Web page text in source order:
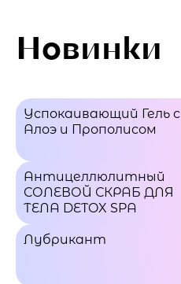
Новинки
Успокаивающий Гель с
Алоэ и Прополисом
Антицеллюлитный
СОЛЕВОЙ СКРАБ ДЛЯ
ТЕЛА DETOX SPA
Лубрикант